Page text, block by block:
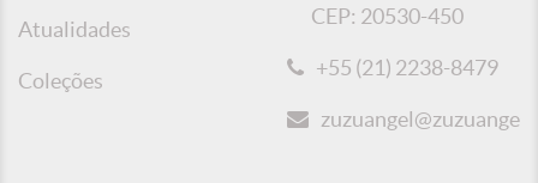
Atualidades
Coleções
CEP: 20530-450
+55 (21) 2238-8479